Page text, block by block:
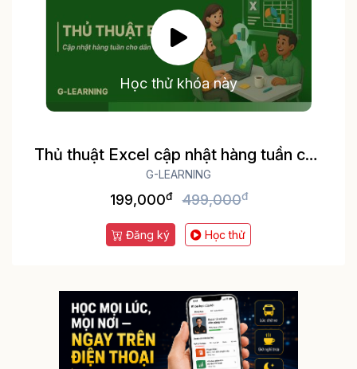
Học thử khóa này
Thủ thuật Excel cập nhật hàng tuần cho
dân văn phòng
G-LEARNING
199,000đ 499,000đ
Đăng ký Học thử